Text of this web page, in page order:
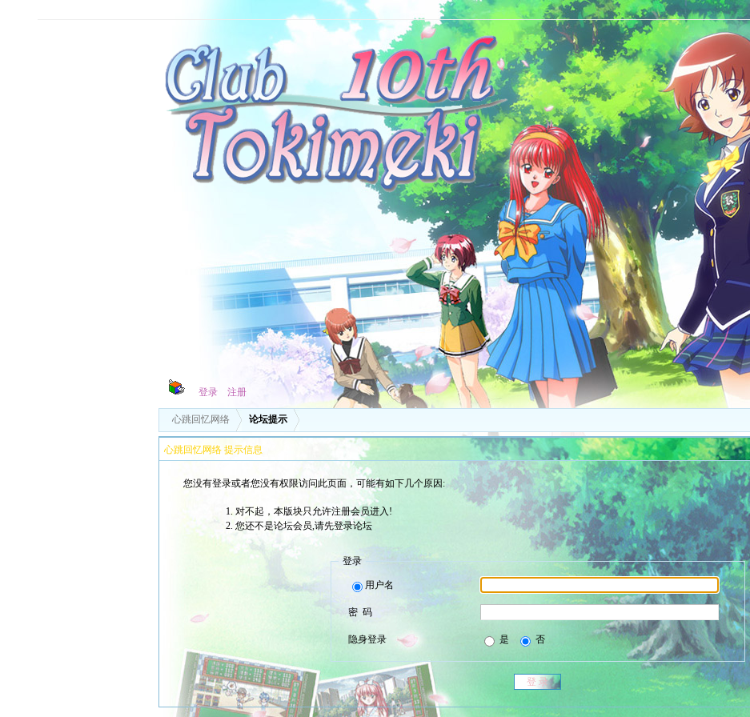
登录 注册
心跳回忆网络 论坛提示
心跳回忆网络 提示信息
您没有登录或者您没有权限访问此页面，可能有如下几个原因:
对不起，本版块只允许注册会员进入!
您还不是论坛会员,请先登录论坛
登录
用户名
密 码
隐身登录 是 否